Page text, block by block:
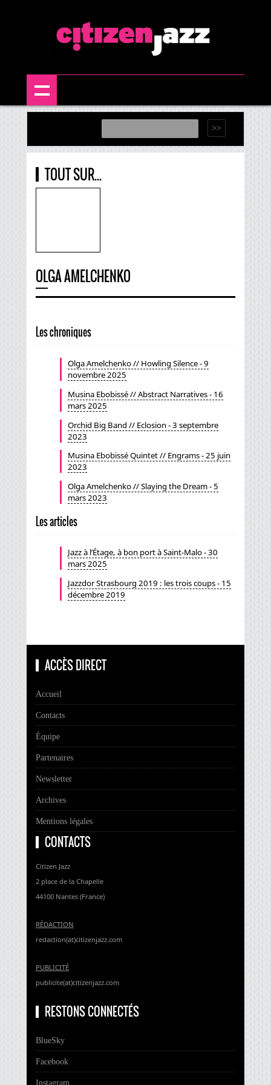
TOUT SUR...
OLGA AMELCHENKO
Les chroniques
Olga Amelchenko // Howling Silence - 9
novembre 2025
Musina Ebobissé // Abstract Narratives - 16
mars 2025
Orchid Big Band // Eclosion - 3 septembre
2023
Musina Ebobissé Quintet // Engrams - 25 juin
2023
Olga Amelchenko // Slaying the Dream - 5
mars 2023
Les articles
Jazz à l’Étage, à bon port à Saint-Malo - 30
mars 2025
Jazzdor Strasbourg 2019 : les trois coups - 15
décembre 2019
ACCÈS DIRECT
Accueil
Contacts
Équipe
Partenaires
Newsletter
Archives
Mentions légales
CONTACTS
Citizen Jazz
2 place de la Chapelle
44100 Nantes (France)
RÉDACTION
redaction(at)citizenjazz.com
PUBLICITÉ
publicite(at)citizenjazz.com
RESTONS CONNECTÉS
BlueSky
Facebook
Instagram